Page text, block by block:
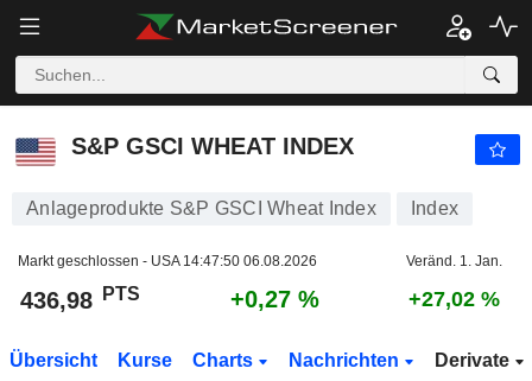
S&P GSCI WHEAT INDEX
S&P GSCI WHEAT INDEX
Anlageprodukte S&P GSCI Wheat Index Index
Markt geschlossen - USA 14:47:50 06.08.2026 Veränd. 1. Jan.
436,98 PTS +0,27 % +27,02 %
Übersicht Kurse Charts Nachrichten Derivate